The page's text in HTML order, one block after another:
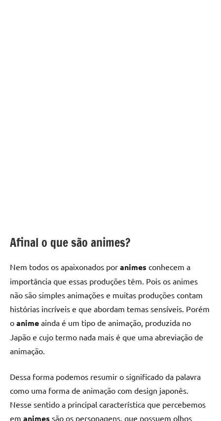
Afinal o que são animes?
Nem todos os apaixonados por animes conhecem a
importância que essas produções têm. Pois os animes
não são simples animações e muitas produções contam
histórias incríveis e que abordam temas sensíveis. Porém
o anime ainda é um tipo de animação, produzida no
Japão e cujo termo nada mais é que uma abreviação de
animação.
Dessa forma podemos resumir o significado da palavra
como uma forma de animação com design japonês.
Nesse sentido a principal característica que percebemos
em animes são os personagens, que possuem olhos